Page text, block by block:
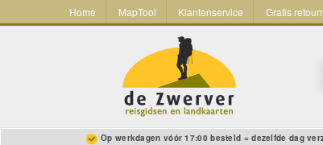
Home MapTool Klantenservice Gratis
Op werkdagen vóór 17:00 besteld = dezelfde dag